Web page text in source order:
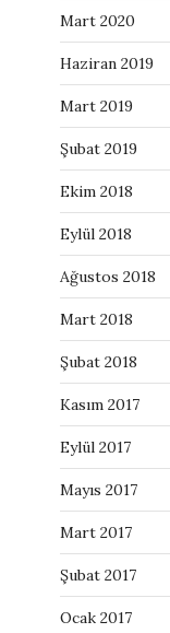
Mart 2020
Haziran 2019
Mart 2019
Şubat 2019
Ekim 2018
Eylül 2018
Ağustos 2018
Mart 2018
Şubat 2018
Kasım 2017
Eylül 2017
Mayıs 2017
Mart 2017
Şubat 2017
Ocak 2017